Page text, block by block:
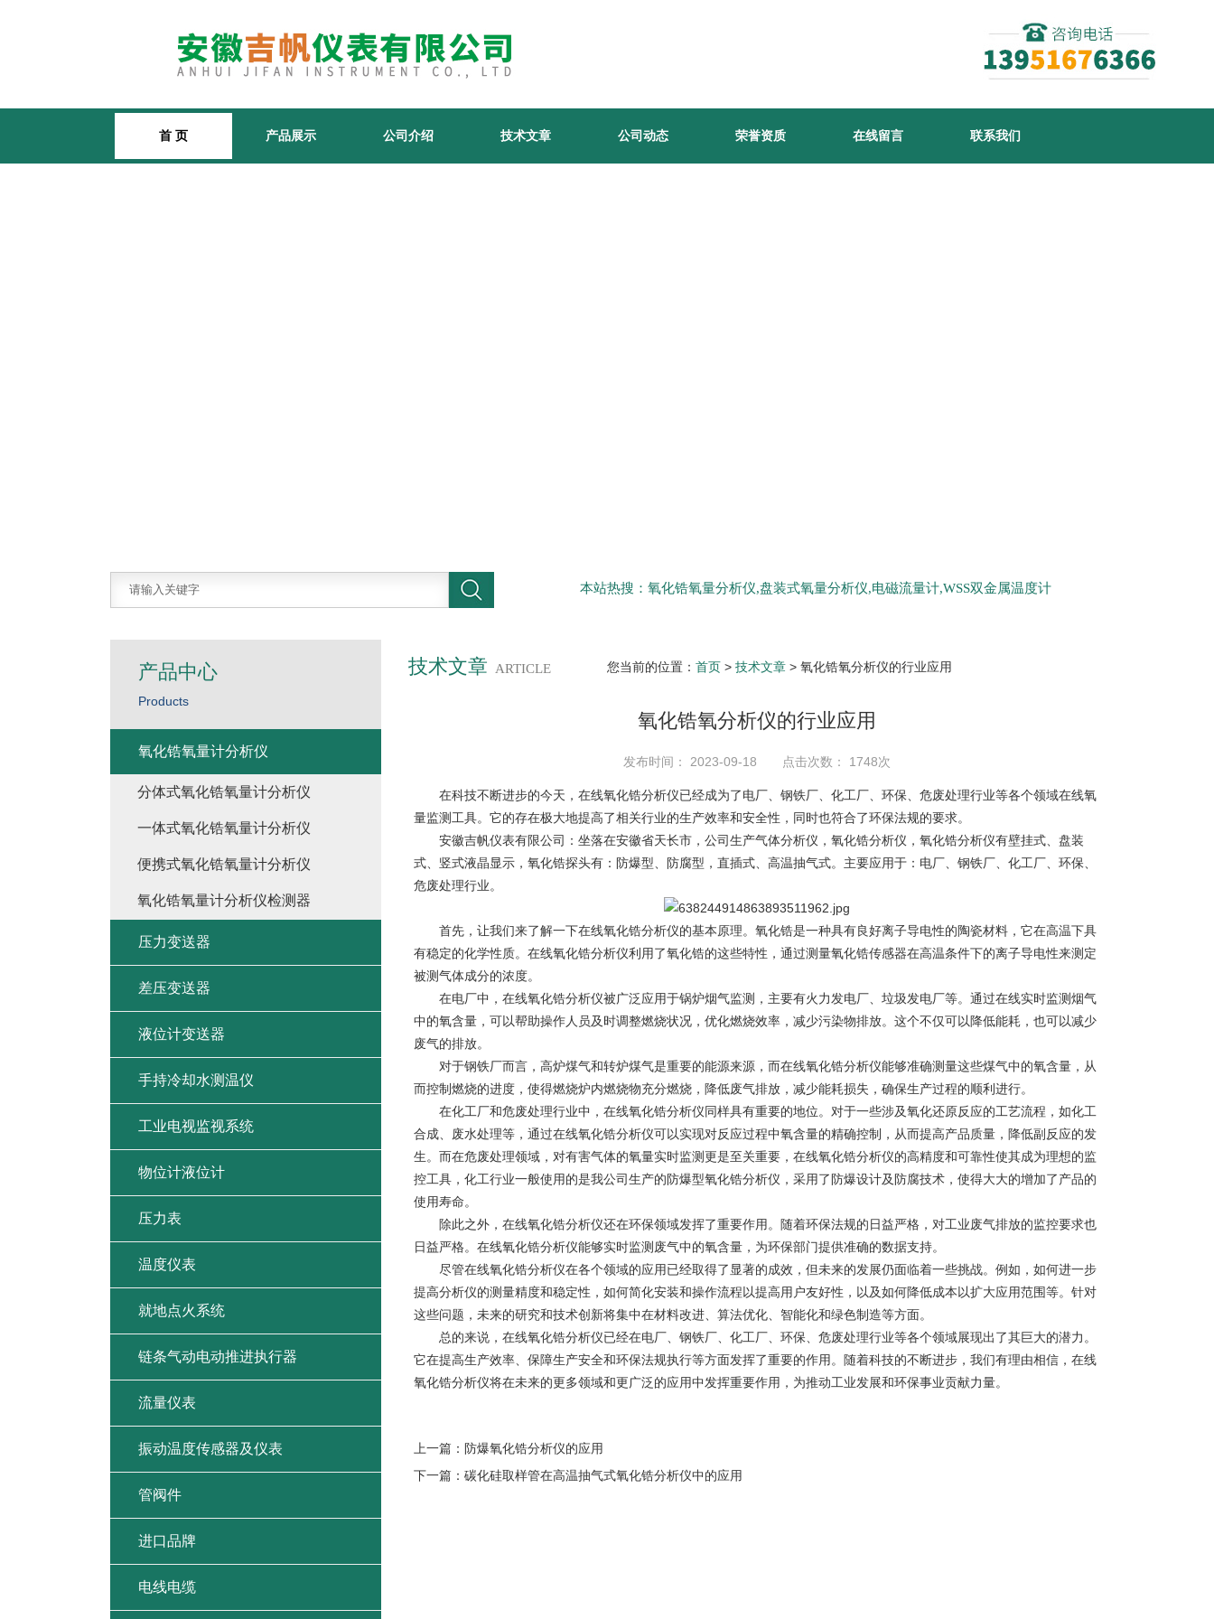
首 页 产品展示 公司介绍 技术文章 公司动态 荣誉资质 在线留言 联系我们
本站热搜：氧化锆氧量分析仪,盘装式氧量分析仪,电磁流量计,WSS双金属温度计
技术文章 ARTICLE 您当前的位置： 首页 > 技术文章 > 氧化锆氧分析仪的行业应用
氧化锆氧分析仪的行业应用
发布时间： 2023-09-18 点击次数： 1748次
在科技不断进步的今天，在线氧化锆分析仪已经成为了电厂、钢铁厂、化工厂、环保、危废处理行业等各个领域在线氧
量监测工具。它的存在极大地提高了相关行业的生产效率和安全性，同时也符合了环保法规的要求。
安徽吉帆仪表有限公司：坐落在安徽省天长市，公司生产气体分析仪，氧化锆分析仪，氧化锆分析仪有壁挂式、盘装
式、竖式液晶显示，氧化锆探头有：防爆型、防腐型，直插式、高温抽气式。主要应用于：电厂、钢铁厂、化工厂、环保、
危废处理行业。
首先，让我们来了解一下在线氧化锆分析仪的基本原理。氧化锆是一种具有良好离子导电性的陶瓷材料，它在高温下具
有稳定的化学性质。在线氧化锆分析仪利用了氧化锆的这些特性，通过测量氧化锆传感器在高温条件下的离子导电性来测定
被测气体成分的浓度。
在电厂中，在线氧化锆分析仪被广泛应用于锅炉烟气监测，主要有火力发电厂、垃圾发电厂等。通过在线实时监测烟气
中的氧含量，可以帮助操作人员及时调整燃烧状况，优化燃烧效率，减少污染物排放。这个不仅可以降低能耗，也可以减少
废气的排放。
对于钢铁厂而言，高炉煤气和转炉煤气是重要的能源来源，而在线氧化锆分析仪能够准确测量这些煤气中的氧含量，从
而控制燃烧的进度，使得燃烧炉内燃烧物充分燃烧，降低废气排放，减少能耗损失，确保生产过程的顺利进行。
在化工厂和危废处理行业中，在线氧化锆分析仪同样具有重要的地位。对于一些涉及氧化还原反应的工艺流程，如化工
合成、废水处理等，通过在线氧化锆分析仪可以实现对反应过程中氧含量的精确控制，从而提高产品质量，降低副反应的发
生。而在危废处理领域，对有害气体的氧量实时监测更是至关重要，在线氧化锆分析仪的高精度和可靠性使其成为理想的监
控工具，化工行业一般使用的是我公司生产的防爆型氧化锆分析仪，采用了防爆设计及防腐技术，使得大大的增加了产品的
使用寿命。
除此之外，在线氧化锆分析仪还在环保领域发挥了重要作用。随着环保法规的日益严格，对工业废气排放的监控要求也
日益严格。在线氧化锆分析仪能够实时监测废气中的氧含量，为环保部门提供准确的数据支持。
尽管在线氧化锆分析仪在各个领域的应用已经取得了显著的成效，但未来的发展仍面临着一些挑战。例如，如何进一步
提高分析仪的测量精度和稳定性，如何简化安装和操作流程以提高用户友好性，以及如何降低成本以扩大应用范围等。针对
这些问题，未来的研究和技术创新将集中在材料改进、算法优化、智能化和绿色制造等方面。
总的来说，在线氧化锆分析仪已经在电厂、钢铁厂、化工厂、环保、危废处理行业等各个领域展现出了其巨大的潜力。
它在提高生产效率、保障生产安全和环保法规执行等方面发挥了重要的作用。随着科技的不断进步，我们有理由相信，在线
氧化锆分析仪将在未来的更多领域和更广泛的应用中发挥重要作用，为推动工业发展和环保事业贡献力量。
上一篇： 防爆氧化锆分析仪的应用
下一篇： 碳化硅取样管在高温抽气式氧化锆分析仪中的应用
产品中心
Products
氧化锆氧量计分析仪
分体式氧化锆氧量计分析仪
一体式氧化锆氧量计分析仪
便携式氧化锆氧量计分析仪
氧化锆氧量计分析仪检测器
压力变送器
差压变送器
液位计变送器
手持冷却水测温仪
工业电视监视系统
物位计液位计
压力表
温度仪表
就地点火系统
链条气动电动推进执行器
流量仪表
振动温度传感器及仪表
管阀件
进口品牌
电线电缆